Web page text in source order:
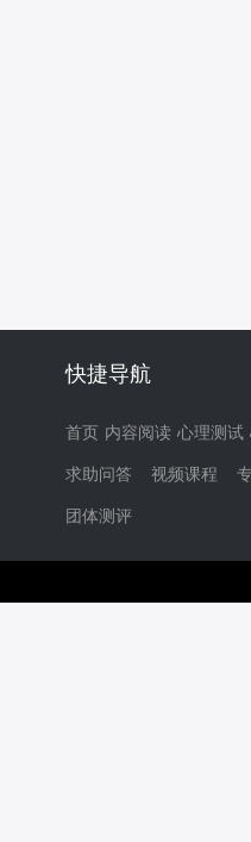
快捷导航
首页 内容阅读 心理测试
求助问答 视频课程
团体测评